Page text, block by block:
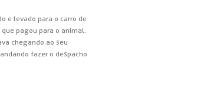
e levado para o carro de
pagou para o animal.
chegando ao seu
fazer o despacho